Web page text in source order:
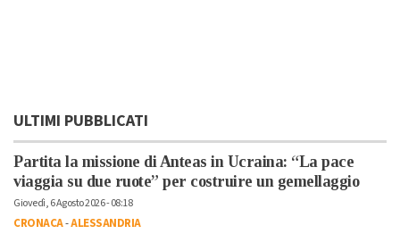
ULTIMI PUBBLICATI
Partita la missione di Anteas in Ucraina: “La pace
viaggia su due ruote” per costruire un gemellaggio
Giovedì, 6 Agosto 2026 - 08:18
CRONACA-ALESSANDRIA